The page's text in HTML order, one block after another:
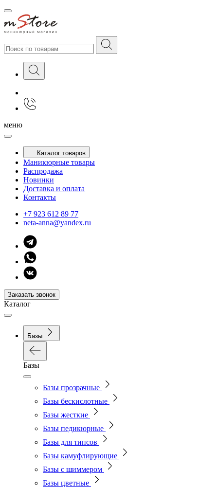
меню
Каталог товаров
Маникюрные товары
Распродажа
Новинки
Доставка и оплата
Контакты
+7 923 612 89 77
neta-anna@yandex.ru
Заказать звонок
Каталог
Базы
Базы
Базы прозрачные
Базы бескислотные
Базы жесткие
Базы педикюрные
Базы для типсов
Базы камуфлирующие
Базы с шиммером
Базы цветные